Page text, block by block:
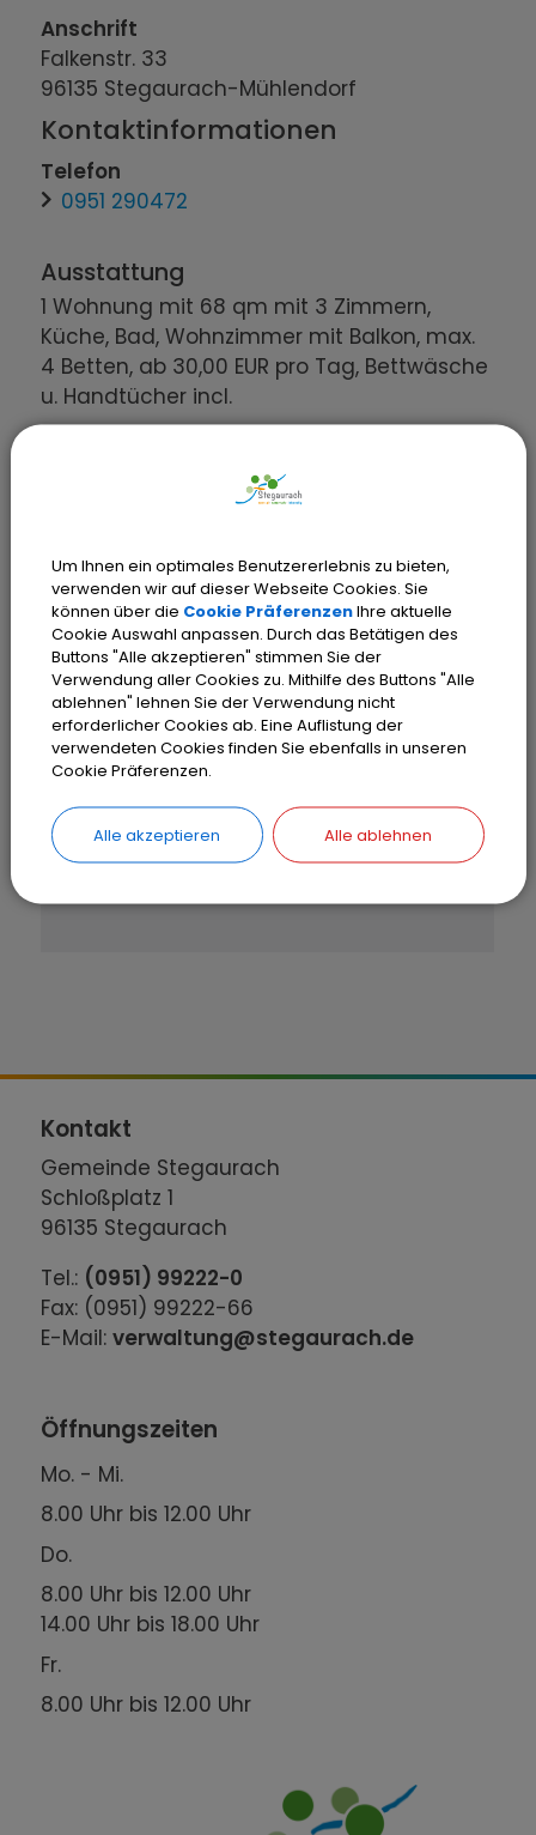
Ausstattung
1 Wohnung mit 68 qm mit 3 Zimmern,
Küche, Bad, Wohnzimmer mit Balkon, max.
4 Betten, ab 30,00 EUR pro Tag, Bettwäsche
u. Handtücher incl.
Anschrift
Falkenstr. 33
96135 Stegaurach-Mühlendorf
Kontaktinformationen
Telefon
0951 290472
OpenStreetMap wird
derzeit nicht angezeigt
Bitte aktivieren Sie "OpenStreetMap"
Cookies Anpassen
Kontakt
Gemeinde Stegaurach
Schloßplatz 1
96135 Stegaurach
Tel.: (0951) 99222-0
Fax: (0951) 99222-66
E-Mail:verwaltung@stegaurach.de
Öffnungszeiten
Mo. - Mi.
8.00 Uhr bis 12.00 Uhr
Do.
8.00 Uhr bis 12.00 Uhr
14.00 Uhr bis 18.00 Uhr
Fr.
8.00 Uhr bis 12.00 Uhr
Um Ihnen ein optimales Benutzererlebnis zu bieten,
verwenden wir auf dieser Webseite Cookies. Sie
können über die Cookie PräferenzenIhre aktuelle
Cookie Auswahl anpassen. Durch das Betätigen des
Buttons "Alle akzeptieren" stimmen Sie der
Verwendung aller Cookies zu. Mithilfe des Buttons "Alle
ablehnen" lehnen Sie der Verwendung nicht
erforderlicher Cookies ab. Eine Auflistung der
verwendeten Cookies finden Sie ebenfalls in unseren
Cookie Präferenzen.
Alle akzeptieren Alle ablehnen